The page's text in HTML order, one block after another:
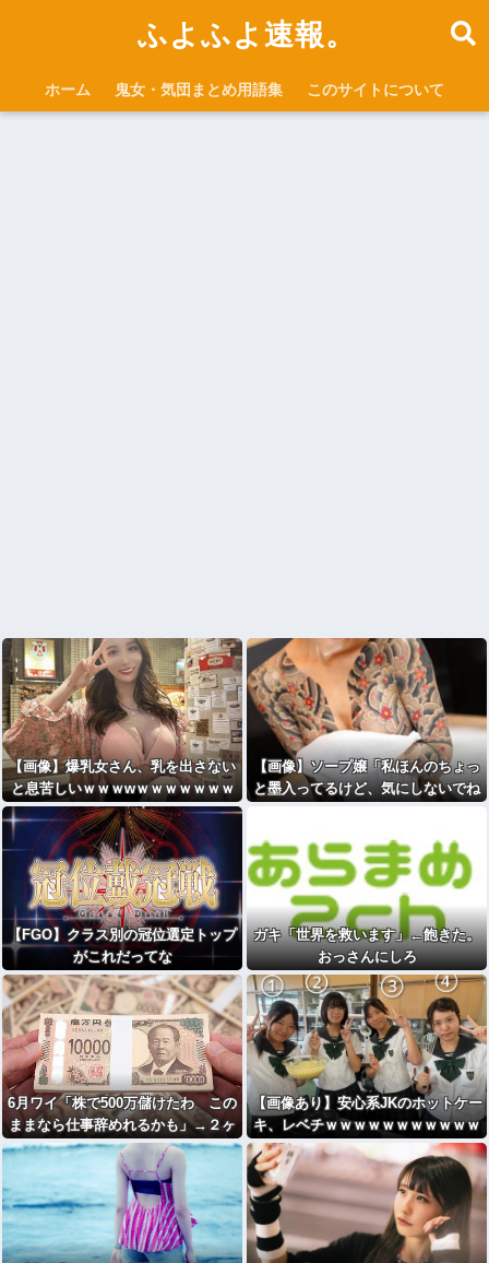
ふよふよ速報。
ホーム 鬼女・気団まとめ用語集 このサイトについて
【画像】爆乳女さん、乳を出さない
と息苦しいｗｗｗwｗｗｗｗｗｗｗ
ｗ
【画像】ソープ嬢「私ほんのちょっ
と墨入ってるけど、気にしないでね
【FGO】クラス別の冠位選定トップ
がこれだってな
ガキ「世界を救います」←飽きた。
おっさんにしろ
6月ワイ「株で500万儲けたわ この
ままなら仕事辞めれるかも」→２ヶ
月後...
【画像あり】安心系JKのホットケー
キ、レベチｗｗｗｗｗｗｗｗｗｗｗ
ｗｗｗｗｗｗｗｗｗｗｗｗｗ